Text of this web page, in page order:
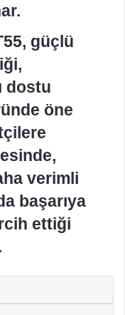
güçlü
dostu
öne
verimli
başarıya
ettiği